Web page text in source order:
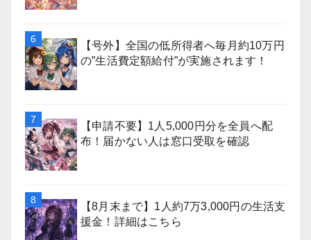
【号外】全国の低所得者へ毎月約10万円
の”生活費定額給付”が実施されます！
【申請不要】1人5,000円分を全員へ配
布！届かない人は窓口受取を確認
【8月末まで】1人約7万3,000円の生活支
援金！詳細はこちら